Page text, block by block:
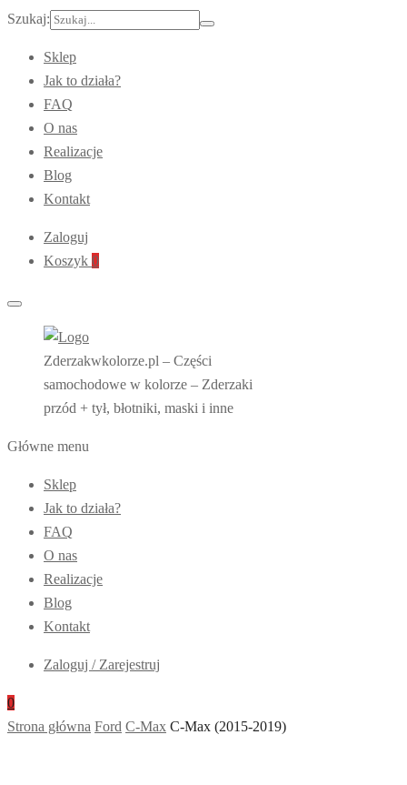
Szukaj:
Sklep
Jak to działa?
FAQ
O nas
Realizacje
Blog
Kontakt
Zaloguj
Koszyk 0
Zderzakwkolorze.pl – Części
samochodowe w kolorze – Zderzaki
przód + tył, błotniki, maski i inne
Główne menu
Sklep
Jak to działa?
FAQ
O nas
Realizacje
Blog
Kontakt
Zaloguj / Zarejestruj
0
Strona główna Ford C-Max C-Max (2015-2019)